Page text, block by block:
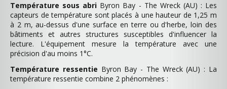
Température sous abri Byron Bay - The Wreck (AU) : Les
capteurs de température sont placés à une hauteur de 1,25 m
à 2 m, au-dessus d'une surface en terre ou d'herbe, loin des
bâtiments et autres structures susceptibles d'influencer la
lecture. L'équipement mesure la température avec une
précision d'au moins 1°C.
Température ressentie Byron Bay - The Wreck (AU) : La
température ressentie combine 2 phénomènes :